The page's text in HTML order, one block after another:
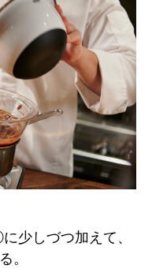
少しづつ加えて、
。